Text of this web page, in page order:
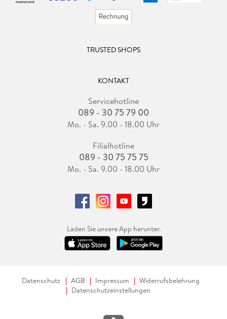
TRUSTED SHOPS
KONTAKT
Servicehotline
089 - 30 75 79 00
Mo. - Sa. 9.00 - 18.00 Uhr
Filialhotline
089 - 30 75 75 75
Mo. - Sa. 9.00 - 18.00 Uhr
Laden Sie unsere App herunter.
Datenschutz AGB Impressum
Widerrufsbelehrung
Datenschutzeinstellungen